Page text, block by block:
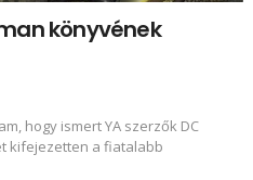
könyvének
hogy ismert YA szerzők DC
kifejezetten a fiatalabb